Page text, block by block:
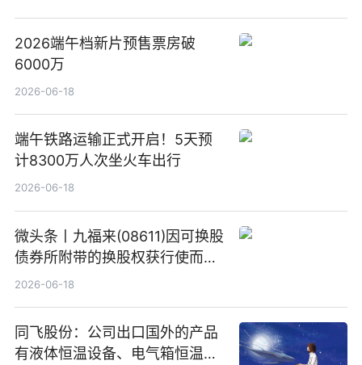
2026端午档新片预售票房破
6000万
2026-06-18
端午铁路运输正式开启！5天预
计8300万人次坐火车出行
2026-06-18
微头条丨九福来(08611)因可换股
债券所附带的换股权获行使而发
行5200万股
2026-06-18
同飞股份：公司出口国外的产品
有液体恒温设备、电气箱恒温装